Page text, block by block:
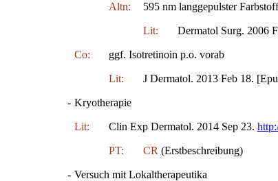
Altn: 595 nm langgepulster
Lit: Dermatol Surg. 2006
Co: ggf. Isotretinoin p.o. vorab
Lit: J Dermatol. 2013 Feb 18.
- Kryotherapie
Lit: Clin Exp Dermatol. 2014 Sep 23.
PT: CR (Erstbeschreibung)
- Versuch mit Lokaltherapeutika